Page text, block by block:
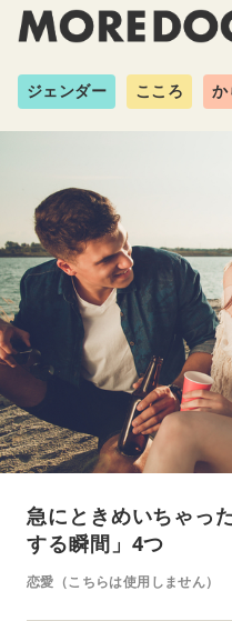
ジェンダー こころ か
急にときめいちゃっ
する瞬間」4つ
恋愛（こちらは使用しません）